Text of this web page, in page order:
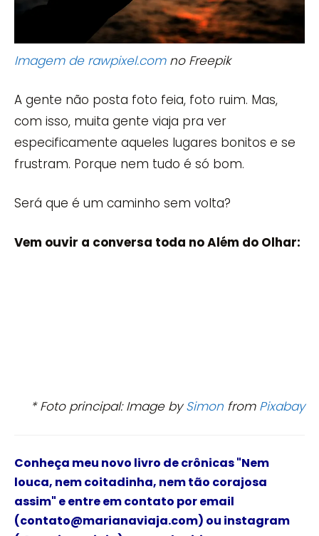
Imagem de rawpixel.comno Freepik
A gente não posta foto feia, foto ruim. Mas,
com isso, muita gente viaja pra ver
especificamente aqueles lugares bonitos e se
frustram. Porque nem tudo é só bom.
Será que é um caminho sem volta?
Vem ouvir a conversa toda no Além do Olhar:
* Foto principal: Image bySimon from Pixabay
Conheça meu novo livro de crônicas"Nem
louca, nem coitadinha, nem tão corajosa
assim" eentre em contato por email
(contato@marianaviaja.com) ou instagram